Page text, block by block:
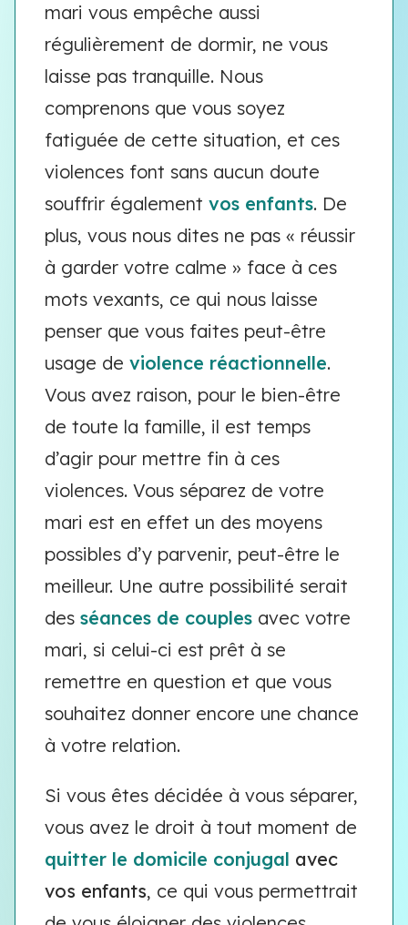
mari vous empêche aussi
régulièrement de dormir, ne vous
laisse pas tranquille. Nous
comprenons que vous soyez
fatiguée de cette situation, et ces
violences font sans aucun doute
souffrir également vos enfants. De
plus, vous nous dites ne pas « réussir
à garder votre calme » face à ces
mots vexants, ce qui nous laisse
penser que vous faites peut-être
usage de violence réactionnelle.
Vous avez raison, pour le bien-être
de toute la famille, il est temps
d’agir pour mettre fin à ces
violences. Vous séparez de votre
mari est en effet un des moyens
possibles d’y parvenir, peut-être le
meilleur. Une autre possibilité serait
des séances de couples avec votre
mari, si celui-ci est prêt à se
remettre en question et que vous
souhaitez donner encore une chance
à votre relation.
Si vous êtes décidée à vous séparer,
vous avez le droit à tout moment de
quitter le domicile conjugal avec
vos enfants, ce qui vous permettrait